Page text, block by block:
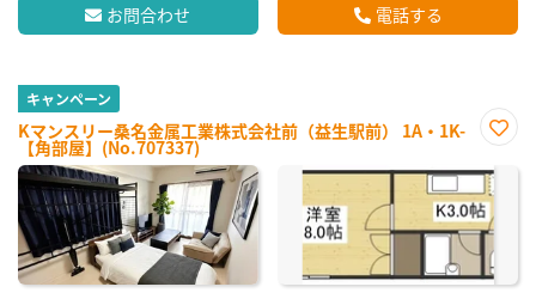
お問合わせ 電話する
キャンペーン
Kマンスリー桑名金属工業株式会社前（益生駅前） 1A・1K-
【角部屋】(No.707337)
に入
り登
録